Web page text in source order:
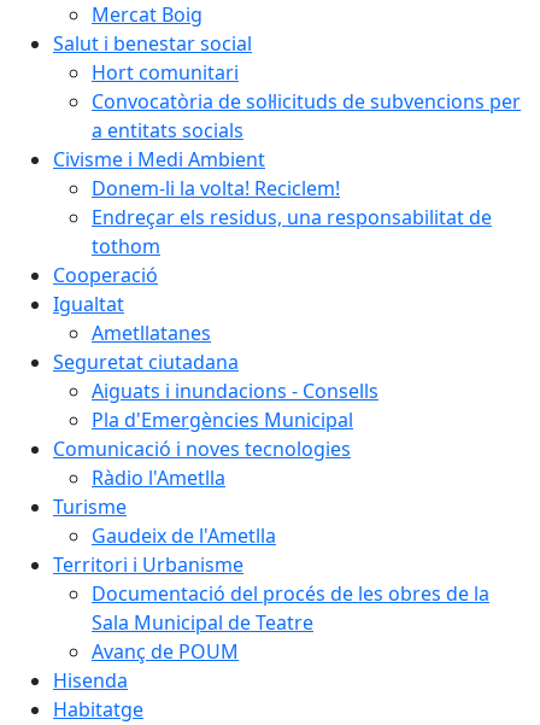
Mercat Boig
Salut i benestar social
Hort comunitari
Convocatòria de sol·licituds de subvencions per
a entitats socials
Civisme i Medi Ambient
Donem-li la volta! Reciclem!
Endreçar els residus, una responsabilitat de
tothom
Cooperació
Igualtat
Ametllatanes
Seguretat ciutadana
Aiguats i inundacions - Consells
Pla d'Emergències Municipal
Comunicació i noves tecnologies
Ràdio l'Ametlla
Turisme
Gaudeix de l'Ametlla
Territori i Urbanisme
Documentació del procés de les obres de la
Sala Municipal de Teatre
Avanç de POUM
Hisenda
Habitatge